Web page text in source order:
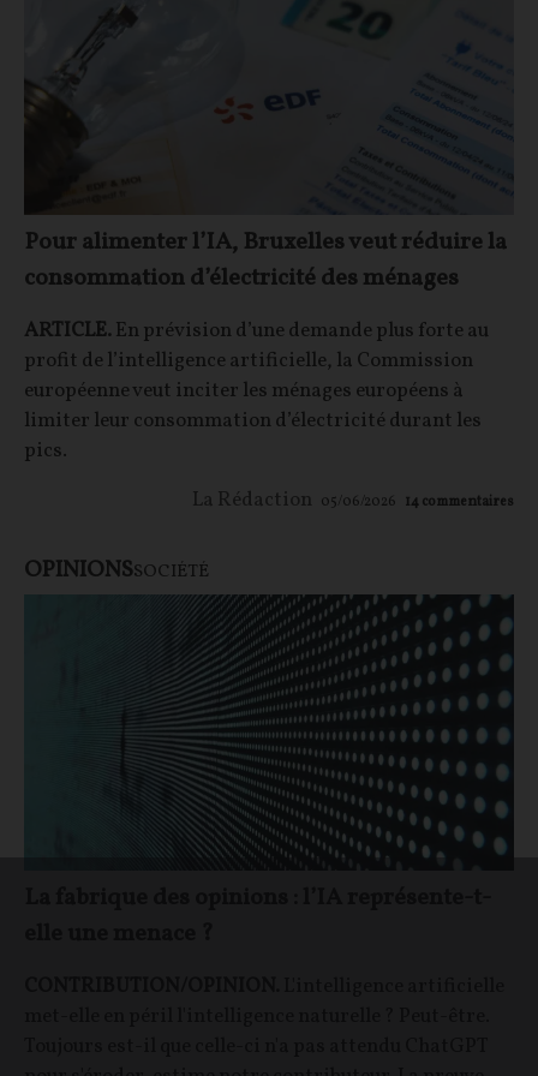
Pour alimenter l’IA, Bruxelles veut réduire la
consommation d’électricité des ménages
ARTICLE.En prévision d’une demande plus forte au
profit de l’intelligence artificielle, la Commission
européenne veut inciter les ménages européens à
limiter leur consommation d’électricité durant les
pics.
La Rédaction 05/06/2026 14commentaires
OPINIONSSOCIÉTÉ